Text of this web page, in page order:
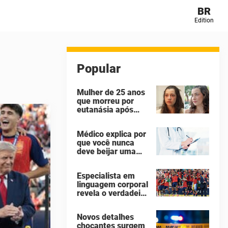
BR
Edition
Popular
Mulher de 25 anos
que morreu por
eutanásia após
seus agressores
em um diário
secreto
Médico explica por
que você nunca
deve beijar uma
Especialista em
linguagem corporal
revela o verdadeiro
mexido enquanto a
Novos detalhes
chocantes surgem